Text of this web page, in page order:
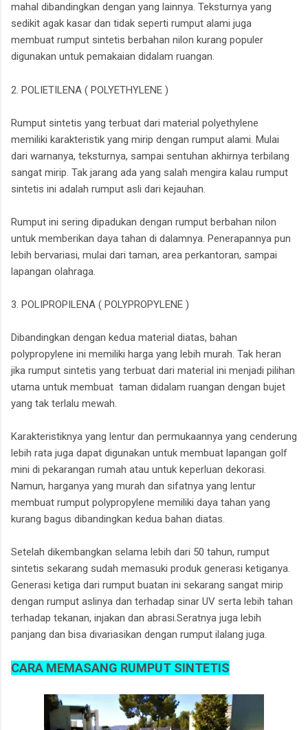
mahal dibandingkan dengan yang lainnya. Teksturnya yang
sedikit agak kasar dan tidak seperti rumput alami juga
membuat rumput sintetis berbahan nilon kurang populer
digunakan untuk pemakaian didalam ruangan.
2. POLIETILENA ( POLYETHYLENE )
Rumput sintetis yang terbuat dari material polyethylene
memiliki karakteristik yang mirip dengan rumput alami. Mulai
dari warnanya, teksturnya, sampai sentuhan akhirnya terbilang
sangat mirip. Tak jarang ada yang salah mengira kalau rumput
sintetis ini adalah rumput asli dari kejauhan.
Rumput ini sering dipadukan dengan rumput berbahan nilon
untuk memberikan daya tahan di dalamnya. Penerapannya pun
lebih bervariasi, mulai dari taman, area perkantoran, sampai
lapangan olahraga.
3. POLIPROPILENA ( POLYPROPYLENE )
Dibandingkan dengan kedua material diatas, bahan
polypropylene ini memiliki harga yang lebih murah. Tak heran
jika rumput sintetis yang terbuat dari material ini menjadi pilihan
utama untuk membuat taman didalam ruangan dengan bujet
yang tak terlalu mewah.
Karakteristiknya yang lentur dan permukaannya yang cenderung
lebih rata juga dapat digunakan untuk membuat lapangan golf
mini di pekarangan rumah atau untuk keperluan dekorasi.
Namun, harganya yang murah dan sifatnya yang lentur
membuat rumput polypropylene memiliki daya tahan yang
kurang bagus dibandingkan kedua bahan diatas.
Setelah dikembangkan selama lebih dari 50 tahun, rumput
sintetis sekarang sudah memasuki produk generasi ketiganya.
Generasi ketiga dari rumput buatan ini sekarang sangat mirip
dengan rumput aslinya dan terhadap sinar UV serta lebih tahan
terhadap tekanan, injakan dan abrasi.Seratnya juga lebih
panjang dan bisa divariasikan dengan rumput ilalang juga.
CARA MEMASANG RUMPUT SINTETIS